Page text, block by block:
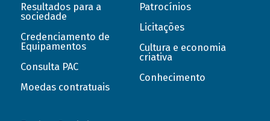
Resultados para a
sociedade
Credenciamento de
Equipamentos
Consulta PAC
Moedas contratuais
Patrocínios
Licitações
Cultura e economia
criativa
Conhecimento